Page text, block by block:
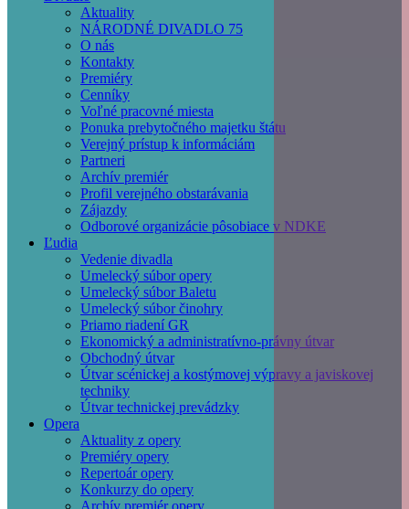
navigation
Aktuality
NÁRODNÉ DIVADLO 75
O nás
Kontakty
Premiéry
Cenníky
Voľné pracovné miesta
Ponuka prebytočného majetku štátu
Verejný prístup k informáciám
Partneri
Archív premiér
Profil verejného obstarávania
Zájazdy
Odborové organizácie pôsobiace v NDKE
Ľudia
Vedenie divadla
Umelecký súbor opery
Umelecký súbor Baletu
Umelecký súbor činohry
Priamo riadení GR
Ekonomický a administratívno-právny útvar
Obchodný útvar
Útvar scénickej a kostýmovej výpravy a javiskovej
techniky
Útvar technickej prevádzky
Opera
Aktuality z opery
Premiéry opery
Repertoár opery
Konkurzy do opery
Archív premiér opery